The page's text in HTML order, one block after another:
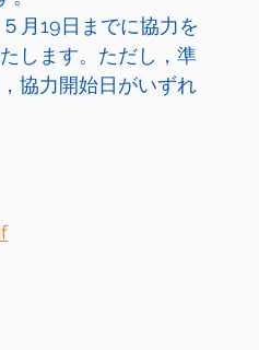
月19日までに協力を
します。ただし，準
協力開始日がいずれ